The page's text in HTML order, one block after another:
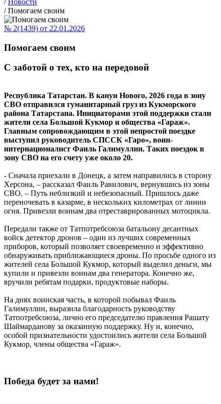
/ Новости
/ Помогаем своим
№ 2(1439) от 22.01.2026
Помогаем своим
С заботой о тех, кто на передовой
Республика Татарстан. В канун Нового, 2026 года в зону
СВО отправился гуманитарный груз из Кукморского
района Татарстана. Инициаторами этой поддержки стали
жители села Большой Кукмор и общества «Гараж».
Главным сопровождающим в этой непростой поездке
выступил руководитель СПССК «Гаро», воин-
интернационалист Фаиль Галимуллин. Таких поездок в
зону СВО на его счету уже около 20.
- Сначала приехали в Донецк, а затем направились в сторону
Херсона, – рассказал Фаиль Равилович, вернувшись из зоны
СВО. – Путь неблизкий и небезопасный. Пришлось даже
переночевать в казарме, в нескольких километрах от линии
огня. Привезли воинам два отреставрированных мотоцикла.
Передали также от Татпотребсоюза батальону десантных
войск детектор дронов – один из лучших современных
приборов, который позволяет своевременно и эффективно
обнаруживать приближающиеся дроны. По просьбе одного из
жителей села Большой Кукмор, который выделил деньги, мы
купили и привезли воинам два генератора. Конечно же,
вручили ребятам подарки, продуктовые наборы.
На днях воинская часть, в которой побывал Фаиль
Галимуллин, выразила благодарность руководству
Татпотребсоюза, лично его председателю правления Рашату
Шаймарданову за оказанную поддержку. Ну и, конечно,
особой признательности удостоились жители села Большой
Кукмор, члены общества «Гараж».
Победа будет за нами!